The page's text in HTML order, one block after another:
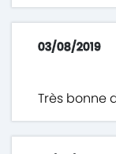
03/08/2019
Très bonne